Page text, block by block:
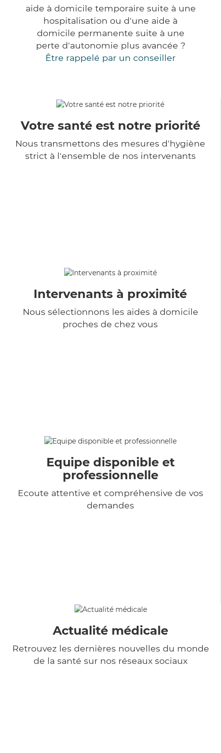
aide à domicile temporaire suite à une
hospitalisation ou d'une aide à
domicile permanente suite à une
perte d'autonomie plus avancée ?
Être rappelé par un conseiller
Votre santé est notre priorité
Nous transmettons des mesures d'hygiène
strict à l'ensemble de nos intervenants
Intervenants à proximité
Nous sélectionnons les aides à domicile
proches de chez vous
Equipe disponible et
professionnelle
Ecoute attentive et compréhensive de vos
demandes
Actualité médicale
Retrouvez les dernières nouvelles du monde
de la santé sur nos réseaux sociaux